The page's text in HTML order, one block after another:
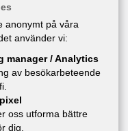
av texter, bilder eller
anonymt på våra
använder vi:
manager / Analytics
av besökarbeteende
oss utforma bättre
dig.